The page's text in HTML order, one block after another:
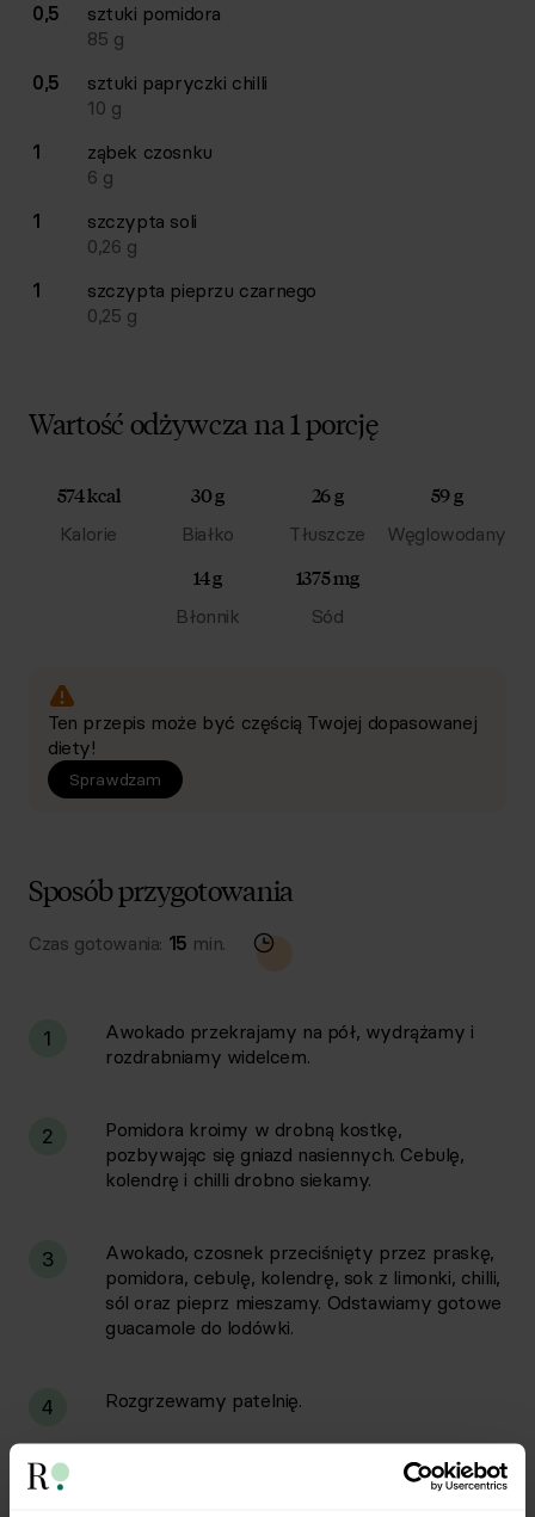
0,5
sztuki pomidora
85 g
0,5
sztuki papryczki chilli
10 g
1
ząbek czosnku
6 g
1
szczypta soli
0,26 g
1
szczypta pieprzu czarnego
0,25 g
Wartość odżywcza na 1 porcję
574 kcal
Kalorie
30 g
Białko
26 g
Tłuszcze
59 g
Węglowodany
14 g
Błonnik
1375 mg
Sód
Ten przepis może być częścią Twojej dopasowanej
diety!
Sprawdzam
Sposób przygotowania
Czas gotowania: 15 min.
1
Awokado przekrajamy na pół, wydrążamy i
rozdrabniamy widelcem.
2
Pomidora kroimy w drobną kostkę,
pozbywając się gniazd nasiennych. Cebulę,
kolendrę i chilli drobno siekamy.
3
Awokado, czosnek przeciśnięty przez praskę,
pomidora, cebulę, kolendrę, sok z limonki, chilli,
sól oraz pieprz mieszamy. Odstawiamy gotowe
guacamole do lodówki.
4 Rozgrzewamy patelnię.
5
Na połowie tortilli układamy: sałatę, wędlinę,